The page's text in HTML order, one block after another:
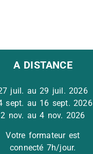
A DISTANCE
juil. au 29 juil. 2026
sept. au 16 sept. 2026
2 nov. au 4 nov. 2026
Votre formateur est
connecté 7h/jour.